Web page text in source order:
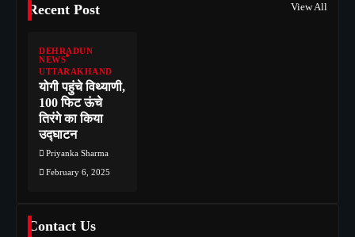
Recent Post View All
DEHRADUN
NEWS
UTTARAKHAND
योगी पहुंचे विथ्याणी,
100 फिट ऊंचे
तिरंगे का किया
उद्घाटन
Priyanka Sharma
February 6, 2025
Contact Us